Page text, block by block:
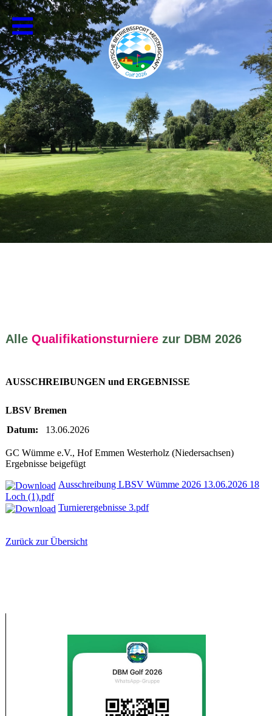
Alle Qualifikationsturnierezur DBM 2026
AUSSCHREIBUNGEN und ERGEBNISSE
LBSV Bremen
Datum:
13.06.2026
GC Wümme e.V., Hof Emmen Westerholz (Niedersachsen)
Ergebnisse beigefügt
Ausschreibung LBSV Wümme 2026 13.06.2026 18
Loch (1).pdf
Turnierergebnisse 3.pdf
Zurück zur Übersicht